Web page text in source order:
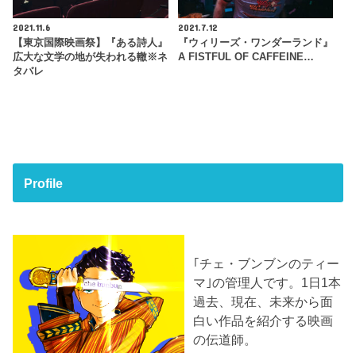
2021.11.6
【東京国際映画祭】『ある詩人』
広大な文学の地が失われる轍※ネ
タバレ
2021.7.12
『ウィリーズ・ワンダーランド』
A FISTFUL OF CAFFEINE…
Profile
｢チェ・ブンブンのティー
マ｣の管理人です。1日1本
過去、現在、未来から面
白い作品を紹介する映画
の伝道師。